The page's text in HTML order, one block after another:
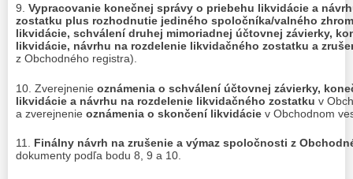
Vypracovanie konečnej správy o priebehu likvidácie a
zostatku plus rozhodnutie jediného spoločníka/valného
likvidácie, schválení druhej mimoriadnej účtovnej závierky,
likvidácie, návrhu na rozdelenie likvidačného zostatku a
z Obchodného registra).
Zverejnenie oznámenia o schválení účtovnej závierky,
likvidácie a návrhu na rozdelenie likvidačného zostatku v
a zverejnenie oznámenia o skončení likvidácie v Obchodnom
Finálny návrh na zrušenie a výmaz spoločnosti z
dokumenty podľa bodu 8, 9 a 10.